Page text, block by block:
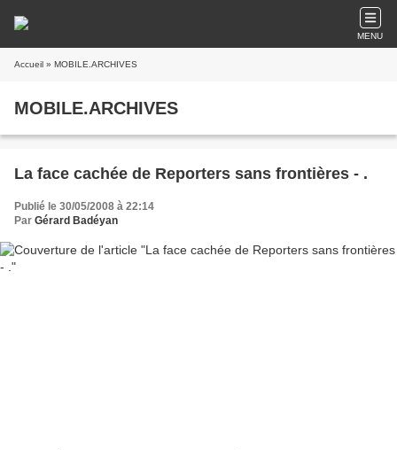
MENU
Accueil » MOBILE.ARCHIVES
MOBILE.ARCHIVES
La face cachée de Reporters sans frontières - .
Publié le 30/05/2008 à 22:14
Par Gérard Badéyan